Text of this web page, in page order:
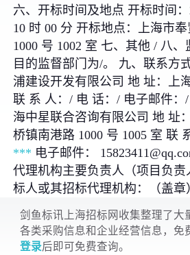
六、开标时间及地点 开标时间：
10 时 00 分 开标地点：上海市
1000 号 1002 室 七、其他 / 八
目的监督部门为/。 九、联系方
浦建设开发有限公司 地 址：上
联 系 人：/ 电 话：/ 电子邮件：
海中星联合咨询有限公司 地 址
桥镇南港路 1000 号 1005 室 联
*** 电子邮件：
代理机构主要负责人（项目负
标人或其招标代理机构：（盖章
剑鱼标讯上海招标网收集整理了大
各类采购信息和企业经营信息，免
登录后即可免费查询。